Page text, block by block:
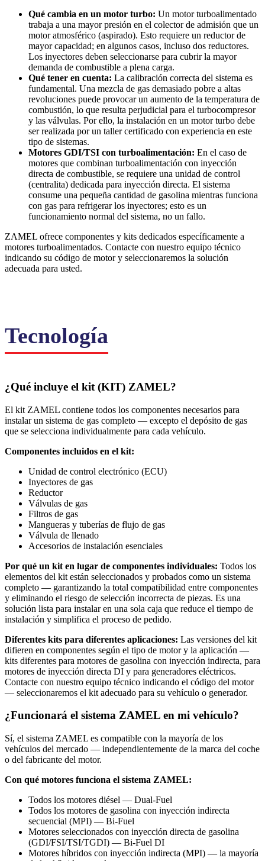
Qué cambia en un motor turbo: Un motor turboalimentado
trabaja a una mayor presión en el colector de admisión que un
motor atmosférico (aspirado). Esto requiere un reductor de
mayor capacidad; en algunos casos, incluso dos reductores.
Los inyectores deben seleccionarse para cubrir la mayor
demanda de combustible a plena carga.
Qué tener en cuenta: La calibración correcta del sistema es
fundamental. Una mezcla de gas demasiado pobre a altas
revoluciones puede provocar un aumento de la temperatura de
combustión, lo que resulta perjudicial para el turbocompresor
y las válvulas. Por ello, la instalación en un motor turbo debe
ser realizada por un taller certificado con experiencia en este
tipo de sistemas.
Motores GDI/TSI con turboalimentación: En el caso de
motores que combinan turboalimentación con inyección
directa de combustible, se requiere una unidad de control
(centralita) dedicada para inyección directa. El sistema
consume una pequeña cantidad de gasolina mientras funciona
con gas para refrigerar los inyectores; esto es un
funcionamiento normal del sistema, no un fallo.
ZAMEL ofrece componentes y kits dedicados específicamente a
motores turboalimentados. Contacte con nuestro equipo técnico
indicando su código de motor y seleccionaremos la solución
adecuada para usted.
Tecnología
¿Qué incluye el kit (KIT) ZAMEL?
El kit ZAMEL contiene todos los componentes necesarios para
instalar un sistema de gas completo — excepto el depósito de gas
que se selecciona individualmente para cada vehículo.
Componentes incluidos en el kit:
Unidad de control electrónico (ECU)
Inyectores de gas
Reductor
Válvulas de gas
Filtros de gas
Mangueras y tuberías de flujo de gas
Válvula de llenado
Accesorios de instalación esenciales
Por qué un kit en lugar de componentes individuales: Todos los
elementos del kit están seleccionados y probados como un sistema
completo — garantizando la total compatibilidad entre componentes
y eliminando el riesgo de selección incorrecta de piezas. Es una
solución lista para instalar en una sola caja que reduce el tiempo de
instalación y simplifica el proceso de pedido.
Diferentes kits para diferentes aplicaciones: Las versiones del kit
difieren en componentes según el tipo de motor y la aplicación —
kits diferentes para motores de gasolina con inyección indirecta, para
motores de inyección directa DI y para generadores eléctricos.
Contacte con nuestro equipo técnico indicando el código del motor
— seleccionaremos el kit adecuado para su vehículo o generador.
¿Funcionará el sistema ZAMEL en mi vehículo?
Sí, el sistema ZAMEL es compatible con la mayoría de los
vehículos del mercado — independientemente de la marca del coche
o del fabricante del motor.
Con qué motores funciona el sistema ZAMEL:
Todos los motores diésel — Dual-Fuel
Todos los motores de gasolina con inyección indirecta
secuencial (MPI) — Bi-Fuel
Motores seleccionados con inyección directa de gasolina
(GDI/FSI/TSI/TGDI) — Bi-Fuel DI
Motores híbridos con inyección indirecta (MPI) — la mayoría